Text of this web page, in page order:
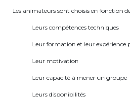
+32 (0)2 375 31 35
garderie@apeee-bxl1-
BE72 3100 8650 7316
Les animateurs sont choisis en fonction
Leurs compétences techniques
Leur formation et leur expérience
Leur motivation
Leur capacité à mener un groupe
Leurs disponibilités